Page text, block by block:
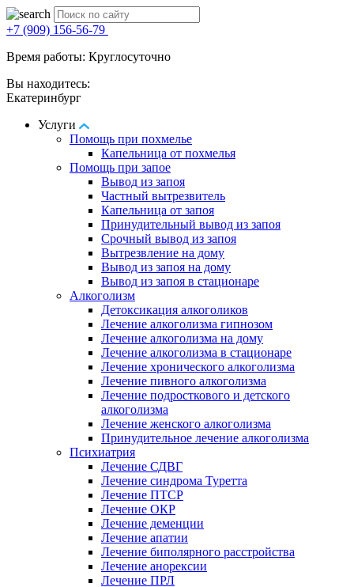
+7 (909) 156-56-79
Время работы: Круглосуточно
Вы находитесь:
Екатеринбург
Услуги
Помощь при похмелье
Капельница от похмелья
Помощь при запое
Вывод из запоя
Частный вытрезвитель
Капельница от запоя
Принудительный вывод из запоя
Срочный вывод из запоя
Вытрезвление на дому
Вывод из запоя на дому
Вывод из запоя в стационаре
Алкоголизм
Детоксикация алкоголиков
Лечение алкоголизма гипнозом
Лечение алкоголизма на дому
Лечение алкоголизма в стационаре
Лечение хронического алкоголизма
Лечение пивного алкоголизма
Лечение подросткового и детского
алкоголизма
Лечение женского алкоголизма
Принудительное лечение алкоголизма
Психиатрия
Лечение СДВГ
Лечение синдрома Туретта
Лечение ПТСР
Лечение ОКР
Лечение деменции
Лечение апатии
Лечение биполярного расстройства
Лечение анорексии
Лечение ПРЛ